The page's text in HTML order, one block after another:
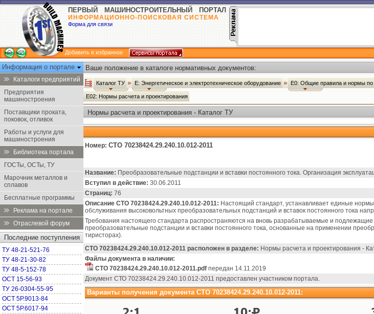
ПЕРВЫЙ МАШИНОСТРОИТЕЛЬНЫЙ ПОРТАЛ
ИНФОРМАЦИОННО-ПОИСКОВАЯ СИСТЕМА
Форма для связи
Добавить в избранное
Информация о портале
Каталоги предприятий
Предприятия
машиностроения
Поставщики проката,
поковок, отливок
Работы и услуги для
машиностроения
Библиотека портала
ГОСТы, ОСТы, ТУ
Марочник металлов и
сплавов
Бесплатные программы
Реклама на портале
Отраслевой форум
Последние поступления
ТУ 48-21-521-76
ТУ 48-21-30-82
ТУ 48-5-152-78
ОСТ 15-56-93
ТУ 26-0304-55-95
ОСТ 5Р.9013-84
ОСТ 5Р.6017-94
Ваше положение в каталоге нормативных документов:
Каталог ТУ Е: Энергетическое и электротехническое оборудование Е0: Общие правила и нормы по
Е02: Нормы расчета и проектирования
Нормы расчета и проектирования - Каталог ТУ
Номер: СТО 70238424.29.240.10.012-2011
Название: Преобразовательные подстанции и вставки постоянного тока. Организация
Вступил в действие: 30.06.2011
Страниц: 76
Описание СТО 70238424.29.240.10.012-2011: Настоящий стандарт, устанавливает единые
обслуживания высоковольтных преобразовательных подстанций и вставок постоянного тока
Требования настоящего стандарта распространяются на вновь разрабатываемые и
преобразовательные подстанции и вставки постоянного тока, основанные на применении
тиристорах).
СТО 70238424.29.240.10.012-2011 расположен в разделе: Нормы расчета и проектирования -
Файлы документа в наличии:
СТО 70238424.29.240.10.012-2011.pdf передан 14.11.2019
Документ СТО 70238424.29.240.10.012-2011 предоставлен участником портала.
Варианты получения документа СТО 70238424.29.240.10.012-2011: